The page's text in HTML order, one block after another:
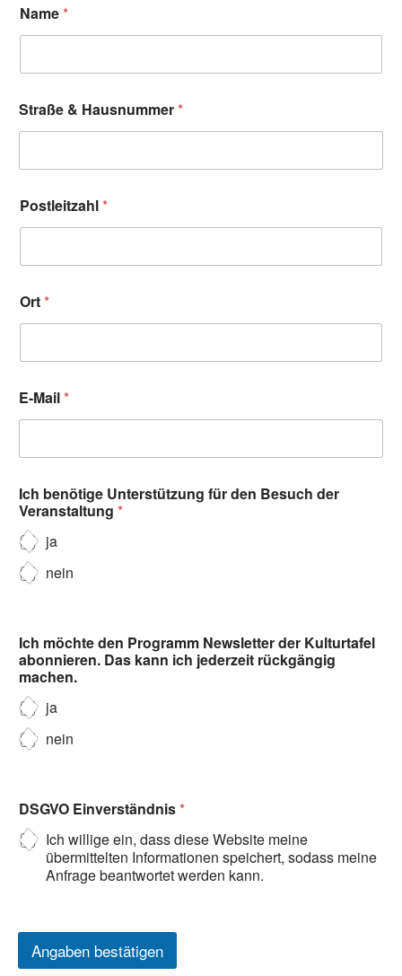
Name*
Straße & Hausnummer*
Postleitzahl*
Ort*
E-Mail*
Ich benötige Unterstützung für den Besuch der
Veranstaltung *
ja
nein
Ich möchte den Programm Newsletter der Kulturtafel
abonnieren. Das kann ich jederzeit rückgängig
machen.
ja
nein
DSGVO Einverständnis*
Ich willige ein, dass diese Website meine
übermittelten Informationen speichert, sodass meine
Anfrage beantwortet werden kann.
Angaben bestätigen